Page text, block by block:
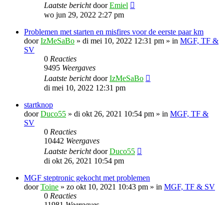
Laatste berichtdoorEmiel
wo jun 29, 2022 2:27 pm
Problemen met starten en misfires voor de eerste paar km
doorIzMeSaBo » di mei 10, 2022 12:31 pm » in MGF, TF &
SV
0 Reacties
9495 Weergaves
Laatste berichtdoorIzMeSaBo
di mei 10, 2022 12:31 pm
startknop
doorDuco55 » di okt 26, 2021 10:54 pm » in MGF, TF &
SV
0 Reacties
10442 Weergaves
Laatste berichtdoorDuco55
di okt 26, 2021 10:54 pm
MGF steptronic gekocht met problemen
doorToine » zo okt 10, 2021 10:43 pm » in MGF, TF & SV
0 Reacties